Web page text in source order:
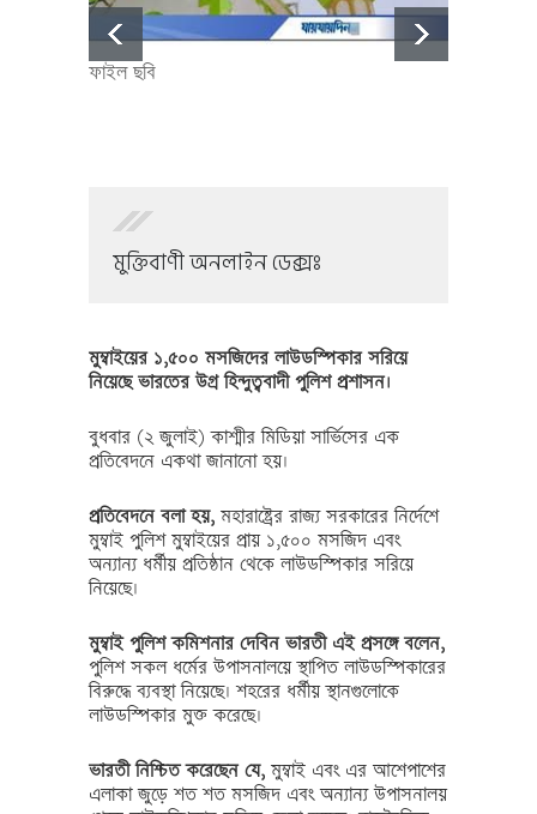
ফাইল ছবি
মুক্তিবাণী অনলাইন ডেক্সঃ
মুম্বাইয়ের ১,৫০০ মসজিদের লাউডস্পিকার সরিয়ে
নিয়েছে ভারতের উগ্র হিন্দুত্ববাদী পুলিশ প্রশাসন।
বুধবার (২ জুলাই) কাশ্মীর মিডিয়া সার্ভিসের এক
প্রতিবেদনে একথা জানানো হয়।
প্রতিবেদনে বলা হয়, মহারাষ্ট্রের রাজ্য সরকারের নির্দেশে
মুম্বাই পুলিশ মুম্বাইয়ের প্রায় ১,৫০০ মসজিদ এবং
অন্যান্য ধর্মীয় প্রতিষ্ঠান থেকে লাউডস্পিকার সরিয়ে
নিয়েছে।
মুম্বাই পুলিশ কমিশনার দেবিন ভারতী এই প্রসঙ্গে বলেন,
পুলিশ সকল ধর্মের উপাসনালয়ে স্থাপিত লাউডস্পিকারের
বিরুদ্ধে ব্যবস্থা নিয়েছে। শহরের ধর্মীয় স্থানগুলোকে
লাউডস্পিকার মুক্ত করেছে।
ভারতী নিশ্চিত করেছেন যে, মুম্বাই এবং এর আশেপাশের
এলাকা জুড়ে শত শত মসজিদ এবং অন্যান্য উপাসনালয়